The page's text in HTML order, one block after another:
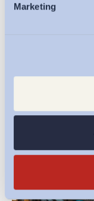
Marketing
Eventi
Condividi su:
Ultimi Interventi